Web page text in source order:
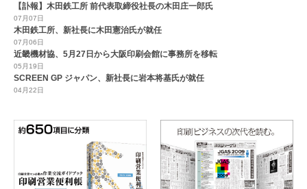
【訃報】木田鉄工所 前代表取締役社長の木田庄一郎氏
07月07日
木田鉄工所、新社長に木田憲治氏が就任
07月06日
近畿機材協、5月27日から大阪印刷会館に事務所を移転
05月19日
SCREEN GP ジャパン、新社長に岩本将基氏が就任
04月22日